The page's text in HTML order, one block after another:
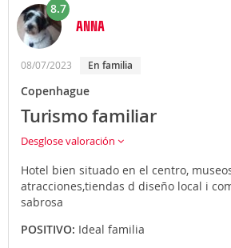
8.7
ANNA
08/07/2023 En familia
Copenhague
Turismo familiar
Desglose valoración
Hotel bien situado en el centro,
atracciones,tiendas d diseño local i
sabrosa
POSITIVO: Ideal familia